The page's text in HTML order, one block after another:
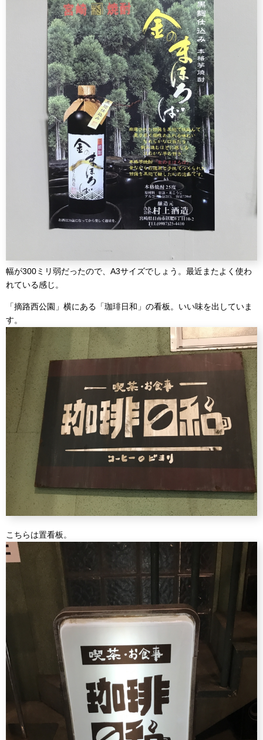
幅が300ミリ弱だったので、A3サイズでしょう。最近またよく使わ
れている感じ。
「摘路西公園」横にある「珈琲日和」の看板。いい味を出していま
す。
こちらは置看板。